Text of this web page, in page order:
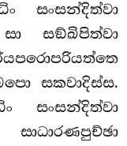
සංසන්දිත්වා
සා සඞ්ඛිපිත්වා
සකවාදිස්ස.
සංසන්දිත්වා